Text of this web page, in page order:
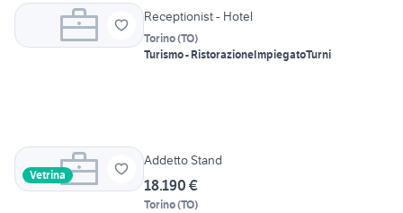
Receptionist - Hotel
Torino(TO)
Turismo - RistorazioneImpiegatoTurni
Vetrina
Addetto Stand
18.190 €
Torino(TO)